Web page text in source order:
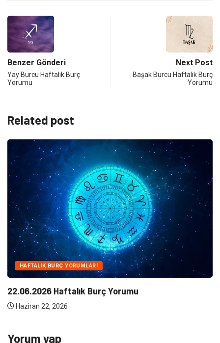
Benzer Gönderi
Yay Burcu Haftalık Burç
Yorumu
Next Post
Başak Burcu Haftalık Burç
Yorumu
Related post
NE
Klima Bakımının Önemi Nedir ?
Yorum yap